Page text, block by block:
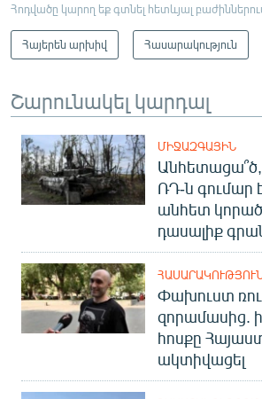
Հոդվածը կարող եք գտնել հետևյալ
Հայերեն արխիվ Հասարակություն
Շարունակել կարդալ
ՄԻՋԱԶԳԱՅԻՆ
Անհետացա՞ծ,
ՌԴ-ն գումար
անհետ կորած
դասալիք
Փախուստ
զորամասից.
հոսքը
ակտիվացել